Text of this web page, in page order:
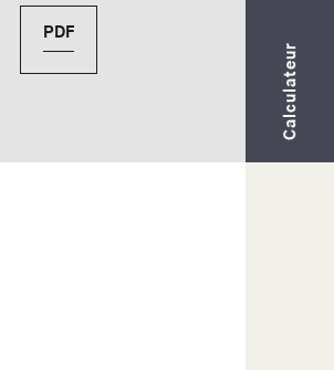
Calculateur
PDF